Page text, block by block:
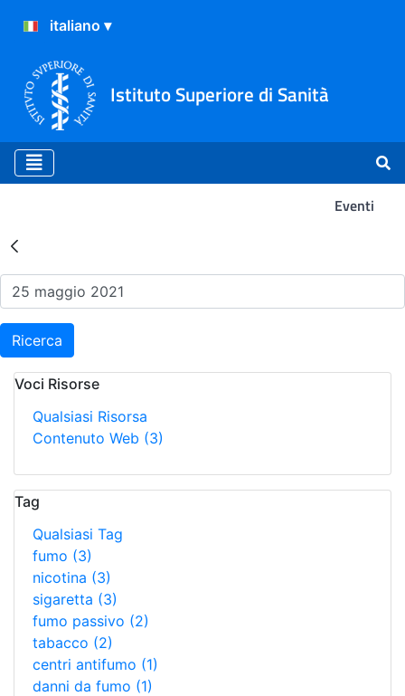
Istituto Superiore di Sanità
Eventi
Risultati della Ricerca -
Ricerca
Voci Risorse
Qualsiasi Risorsa
Contenuto Web (3)
Tag
Qualsiasi Tag
fumo (3)
nicotina (3)
sigaretta (3)
fumo passivo (2)
tabacco (2)
centri antifumo (1)
danni da fumo (1)